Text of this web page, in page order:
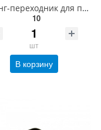
Фитинг-переходник для пластиковых трубок 8 x 6мм Partner SPG08-06
10
шт
В корзину